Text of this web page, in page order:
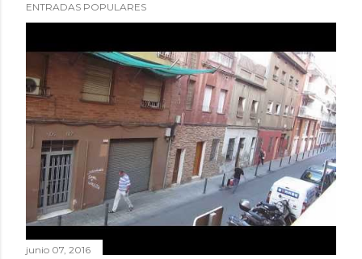
ENTRADAS POPULARES
junio 07, 2016